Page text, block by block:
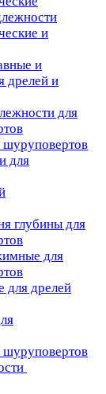
и
и
дрелей и
для
для
глубины для
для
для дрелей